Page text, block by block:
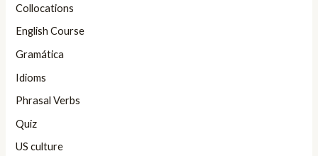
Collocations
English Course
Gramática
Idioms
Phrasal Verbs
Quiz
US culture